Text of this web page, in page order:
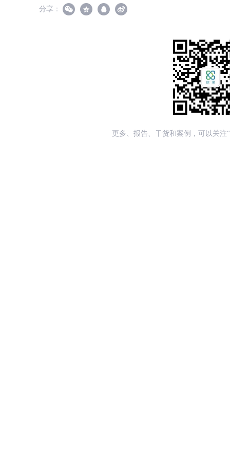
分享：
更多、报告、干货和案例，可以关注